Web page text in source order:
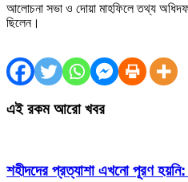
আলোচনা সভা ও দোয়া মাহফিলে তথ্য
ছিলেন।
এই রকম আরো খবর
শহীদদের প্রত্যাশা এখনো পূরণ